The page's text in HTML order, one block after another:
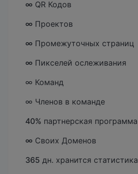
∞ QR Кодов
∞ Проектов
∞ Промежуточных страниц
∞ Пикселей ослеживания
∞ Команд
∞ Членов в команде
40% партнерская программа
∞ Своих Доменов
365 дн. хранится статистика